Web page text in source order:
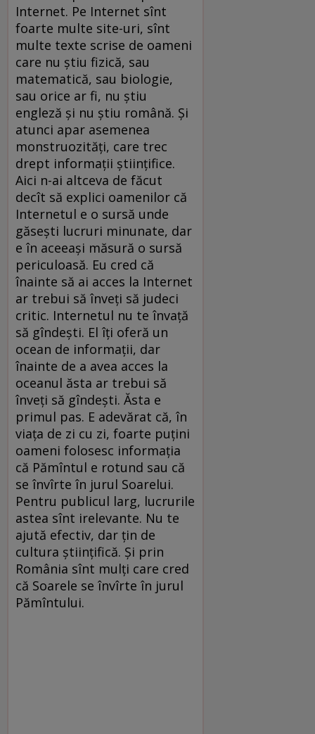
Internet. Pe Internet sînt
foarte multe site-uri, sînt
multe texte scrise de oameni
care nu știu fizică, sau
matematică, sau biologie,
sau orice ar fi, nu știu
engleză și nu știu română. Și
atunci apar asemenea
monstruozități, care trec
drept informații științifice.
Aici n-ai altceva de făcut
decît să explici oamenilor că
Internetul e o sursă unde
găsești lucruri minunate, dar
e în aceeași măsură o sursă
periculoasă. Eu cred că
înainte să ai acces la Internet
ar trebui să înveți să judeci
critic. Internetul nu te învață
să gîndești. El îți oferă un
ocean de informații, dar
înainte de a avea acces la
oceanul ăsta ar trebui să
înveți să gîndești. Ăsta e
primul pas. E adevărat că, în
viața de zi cu zi, foarte puțini
oameni folosesc informația
că Pămîntul e rotund sau că
se învîrte în jurul Soarelui.
Pentru publicul larg, lucrurile
astea sînt irelevante. Nu te
ajută efectiv, dar țin de
cultura științifică. Și prin
România sînt mulți care cred
că Soarele se învîrte în jurul
Pămîntului.